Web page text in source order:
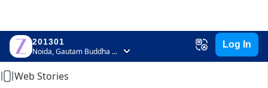
201301
Noida, Gautam Buddha Nagar, Uttar Pradesh
Log In
Home
Web Stories